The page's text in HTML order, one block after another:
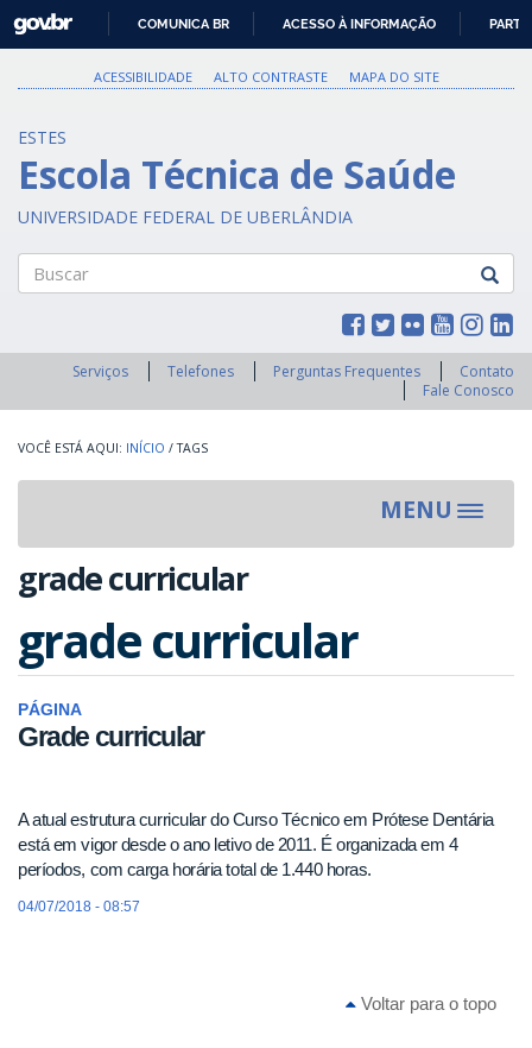
PARA
O
GOVBR
COMUNICA BR ACESSO À INFORMAÇÃO
ACESSIBILIDADE ALTO CONTRASTE MAPA DO SITE
ESTES
Escola Técnica de Saúde
UNIVERSIDADE FEDERAL DE UBERLÂNDIA
Serviços Telefones Perguntas Frequentes
Contato
Fale Conosco
INÍCIO / TAGS
MENU
Toggle
grade curricular
grade curricular
PÁGINA
Grade curricular
A atual estrutura curricular do Curso Técnico em Prótese Dentária
está em vigor desde o ano letivo de 2011. É organizada em 4
períodos, com carga horária total de 1.440 horas.
04/07/2018 - 08:57
Voltar para o topo